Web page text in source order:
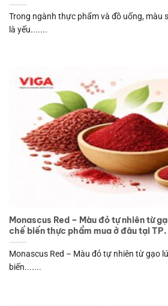
Trong ngành thực phẩm và đồ uống, màu
là yếu.......
Monascus Red – Màu đỏ tự nhiên từ
chế biến thực phẩm mua ở đâu tại TP.
Monascus Red – Màu đỏ tự nhiên từ gạo
biến.......